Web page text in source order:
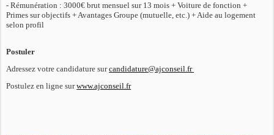
- Rémunération : 3000€ brut mensuel sur 13 mois + Voiture de fonction +
Primes sur objectifs + Avantages Groupe (mutuelle, etc.) + Aide au logement
selon profil
Postuler
Adressez votre candidature surcandidature@ajconseil.fr
Postulez en ligne surwww.ajconseil.fr